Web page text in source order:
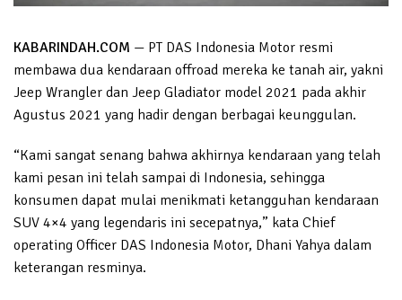
KABARINDAH.COM — PT DAS Indonesia Motor resmi
membawa dua kendaraan offroad mereka ke tanah air, yakni
Jeep Wrangler dan Jeep Gladiator model 2021 pada akhir
Agustus 2021 yang hadir dengan berbagai keunggulan.
“Kami sangat senang bahwa akhirnya kendaraan yang telah
kami pesan ini telah sampai di Indonesia, sehingga
konsumen dapat mulai menikmati ketangguhan kendaraan
SUV 4×4 yang legendaris ini secepatnya,” kata Chief
operating Officer DAS Indonesia Motor, Dhani Yahya dalam
keterangan resminya.